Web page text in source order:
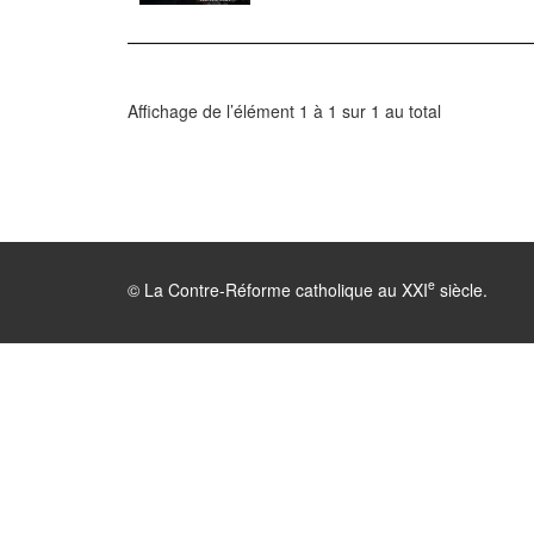
Affichage de l’élément 1 à 1 sur 1 au total
© La Contre-Réforme catholique au XXIe siècle.